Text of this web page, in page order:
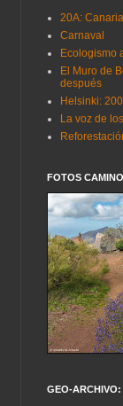
20A:
Carnaval
Ecologismo
El Muro de
después
Helsinki:
La voz de
FOTOS
GEO-ARCHIVO: